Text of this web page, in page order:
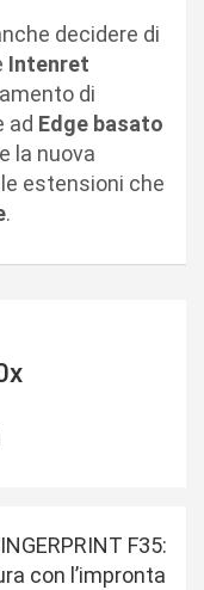
decidere di
Intenret
di
ad Edge basato
la nuova
estensioni che
.
F35:
con l’impronta